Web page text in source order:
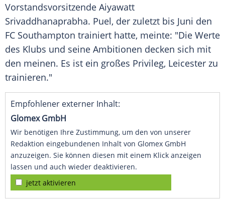
Vorstandsvorsitzende Aiyawatt
Srivaddhanaprabha. Puel, der zuletzt bis Juni den
FC Southampton trainiert hatte, meinte: "Die Werte
des Klubs und seine Ambitionen decken sich mit
den meinen. Es ist ein großes Privileg, Leicester zu
trainieren."
Empfohlener externer Inhalt:
Glomex GmbH
Wir benötigen Ihre Zustimmung, um den von unserer
Redaktion eingebundenen Inhalt von Glomex GmbH
anzuzeigen. Sie können diesen mit einem Klick anzeigen
lassen und auch wieder deaktivieren.
jetzt aktivieren